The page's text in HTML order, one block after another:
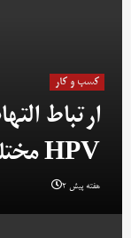
کسب و کار
ارتباط
مختلف مانند HPV
2 هفته پیش